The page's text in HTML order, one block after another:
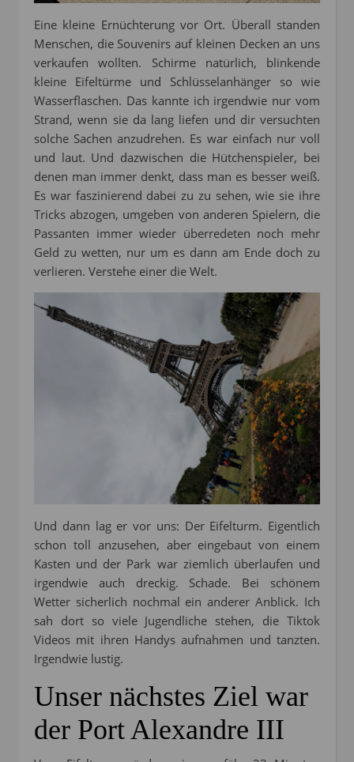
Eine kleine Ernüchterung vor Ort. Überall standen
Menschen, die Souvenirs auf kleinen Decken an uns
verkaufen wollten. Schirme natürlich, blinkende
kleine Eifeltürme und Schlüsselanhänger so wie
Wasserflaschen. Das kannte ich irgendwie nur vom
Strand, wenn sie da lang liefen und dir versuchten
solche Sachen anzudrehen. Es war einfach nur voll
und laut. Und dazwischen die Hütchenspieler, bei
denen man immer denkt, dass man es besser weiß.
Es war faszinierend dabei zu zu sehen, wie sie ihre
Tricks abzogen, umgeben von anderen Spielern, die
Passanten immer wieder überredeten noch mehr
Geld zu wetten, nur um es dann am Ende doch zu
verlieren. Verstehe einer die Welt.
Und dann lag er vor uns: Der Eifelturm. Eigentlich
schon toll anzusehen, aber eingebaut von einem
Kasten und der Park war ziemlich überlaufen und
irgendwie auch dreckig. Schade. Bei schönem
Wetter sicherlich nochmal ein anderer Anblick. Ich
sah dort so viele Jugendliche stehen, die Tiktok
Videos mit ihren Handys aufnahmen und tanzten.
Irgendwie lustig.
Unser nächstes Ziel war
der Port Alexandre III